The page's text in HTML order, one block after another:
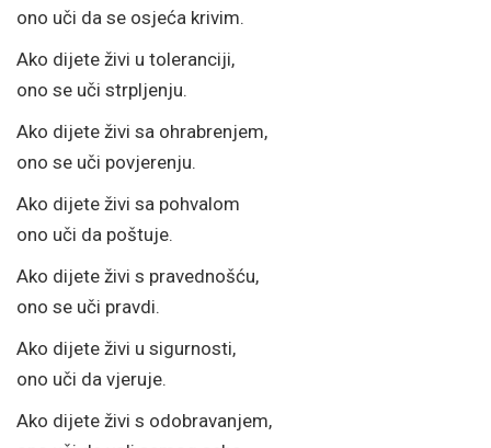
ono uči da se osjeća krivim.
Ako dijete živi u toleranciji,
ono se uči strpljenju.
Ako dijete živi sa ohrabrenjem,
ono se uči povjerenju.
Ako dijete živi sa pohvalom
ono uči da poštuje.
Ako dijete živi s pravednošću,
ono se uči pravdi.
Ako dijete živi u sigurnosti,
ono uči da vjeruje.
Ako dijete živi s odobravanjem,